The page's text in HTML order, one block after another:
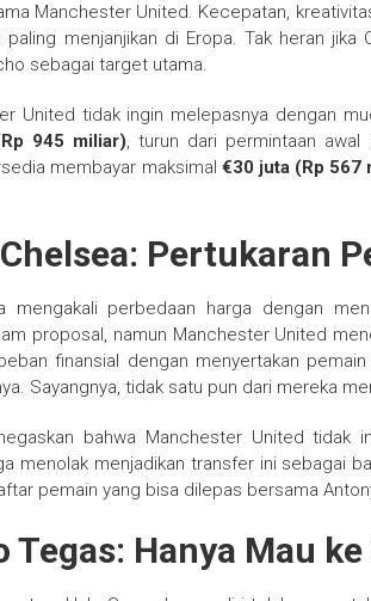
Manchester United. Kecepatan,
menjanjikan di Eropa. Tak heran jika
sebagai target utama.
United tidak ingin melepasnya dengan
945 miliar), turun dari permintaan awal
membayar maksimal €30 juta (Rp 567
Pertukaran
mengakali perbedaan harga dengan
proposal, namun Manchester United
finansial dengan menyertakan
Sayangnya, tidak satu pun dari mereka
bahwa Manchester United tidak
menolak menjadikan transfer ini sebagai
pemain yang bisa dilepas bersama
Tegas: Hanya Mau ke